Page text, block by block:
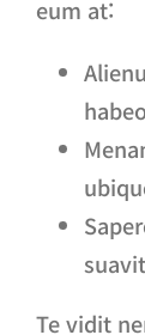
eum at:
Te vidit